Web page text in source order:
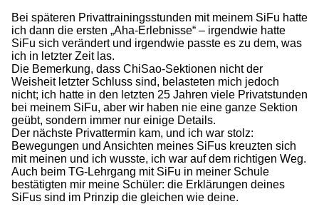
Bei späteren Privattrainingsstunden mit meinem SiFu hatte
ich dann die ersten „Aha-Erlebnisse“ – irgendwie hatte
SiFu sich verändert und irgendwie passte es zu dem, was
ich in letzter Zeit las.
Die Bemerkung, dass ChiSao-Sektionen nicht der
Weisheit letzter Schluss sind, belasteten mich jedoch
nicht; ich hatte in den letzten 25 Jahren viele Privatstunden
bei meinem SiFu, aber wir haben nie eine ganze Sektion
geübt, sondern immer nur einige Details.
Der nächste Privattermin kam, und ich war stolz:
Bewegungen und Ansichten meines SiFus kreuzten sich
mit meinen und ich wusste, ich war auf dem richtigen Weg.
Auch beim TG-Lehrgang mit SiFu in meiner Schule
bestätigten mir meine Schüler: die Erklärungen deines
SiFus sind im Prinzip die gleichen wie deine.